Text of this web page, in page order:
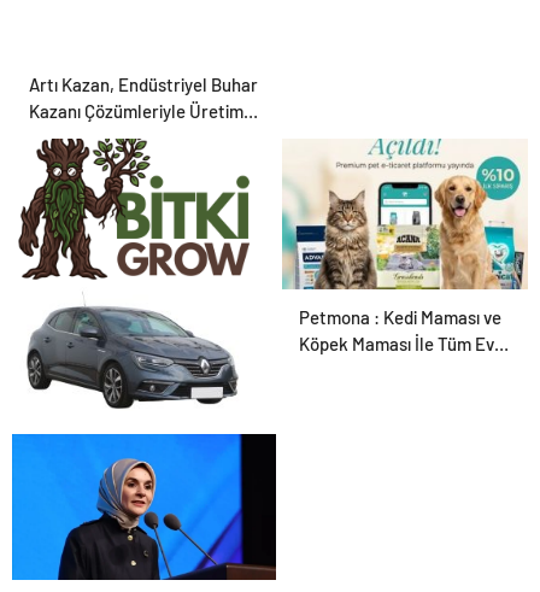
Artı Kazan, Endüstriyel Buhar
Kazanı Çözümleriyle Üretim
Tesislerine Verimli Sistemler
Sunuyor
Bitkigrow ile Bitki
Yetiştiriciliğinde Doğru
Ekipman ve Ürün Seçimi
Petmona : Kedi Maması ve
Köpek Maması İle Tüm Evcil
Konya rent a car